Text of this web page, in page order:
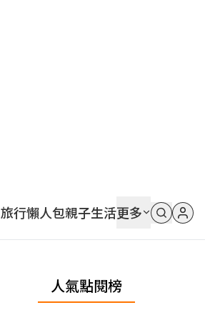
旅行懶人包親子生活更多
人氣點閱榜